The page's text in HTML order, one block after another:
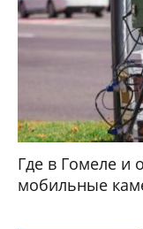
Где в Гомеле и
мобильные